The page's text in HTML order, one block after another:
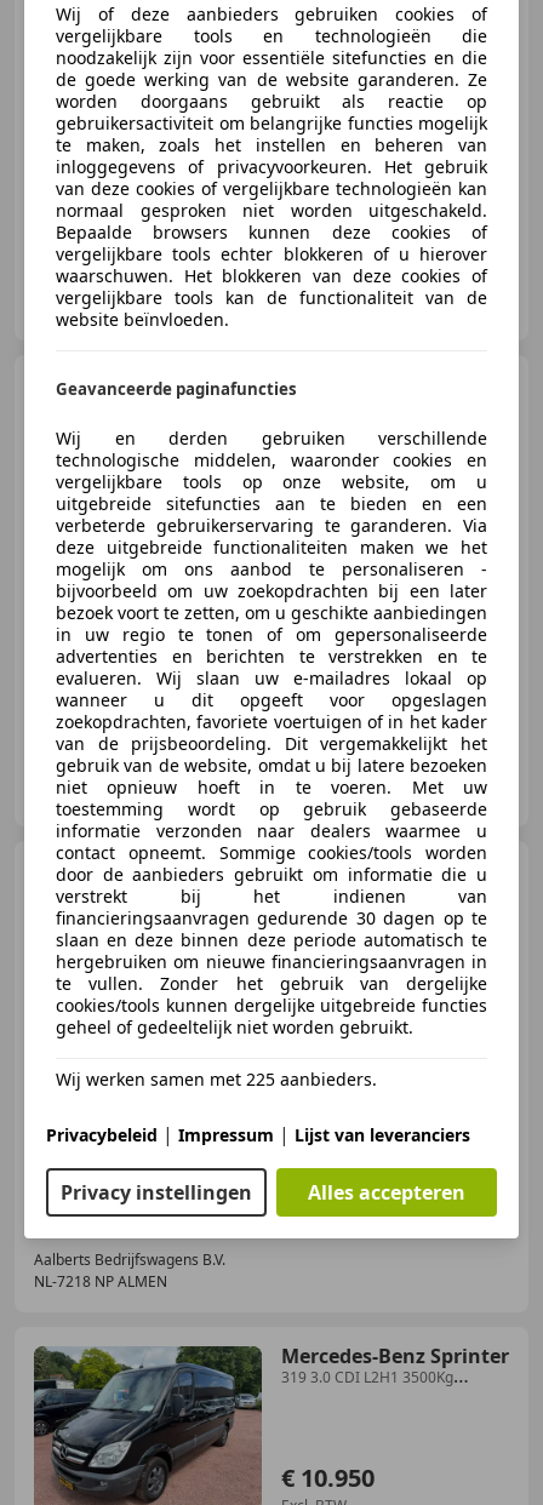
€ 6.450
Excl. BTW
06/2014 246.121 km Diesel
70 kW (95 PK)
Aalberts Bedrijfswagens B.V.
NL-7218 NP ALMEN
Renault Master
Koffer
€ 7.950
Excl. BTW
03/2008 76.647 km Diesel
88 kW (120 PK)
Centrale deurvergrendeling met afstandsbediening, Airconditioning
Aalberts Bedrijfswagens B.V.
NL-7218 NP ALMEN
Renault Master 2.5dCi
L1H1 Rolstoelbus / Rolstoelauto /
Invalidev
€ 5.950
Aangepast voor mindervaliden, CD, Radio
Aalberts Bedrijfswagens B.V.
NL-7218 NP ALMEN
Mercedes-Benz Sprinter
319 3.0 CDI L2H1 3500Kg
€ 10.950
Wij of deze aanbieders gebruiken cookies of
vergelijkbare tools en technologieën die
noodzakelijk zijn voor essentiële sitefuncties en die
de goede werking van de website garanderen. Ze
worden doorgaans gebruikt als reactie op
gebruikersactiviteit om belangrijke functies mogelijk
te maken, zoals het instellen en beheren van
inloggegevens of privacyvoorkeuren. Het gebruik
van deze cookies of vergelijkbare technologieën kan
normaal gesproken niet worden uitgeschakeld.
Bepaalde browsers kunnen deze cookies of
vergelijkbare tools echter blokkeren of u hierover
waarschuwen. Het blokkeren van deze cookies of
vergelijkbare tools kan de functionaliteit van de
website beïnvloeden.
Geavanceerde paginafuncties
Wij en derden gebruiken verschillende
technologische middelen, waaronder cookies en
vergelijkbare tools op onze website, om u
uitgebreide sitefuncties aan te bieden en een
verbeterde gebruikerservaring te garanderen. Via
deze uitgebreide functionaliteiten maken we het
mogelijk om ons aanbod te personaliseren -
bijvoorbeeld om uw zoekopdrachten bij een later
bezoek voort te zetten, om u geschikte aanbiedingen
in uw regio te tonen of om gepersonaliseerde
advertenties en berichten te verstrekken en te
evalueren. Wij slaan uw e-mailadres lokaal op
wanneer u dit opgeeft voor opgeslagen
zoekopdrachten, favoriete voertuigen of in het kader
van de prijsbeoordeling. Dit vergemakkelijkt het
gebruik van de website, omdat u bij latere bezoeken
niet opnieuw hoeft in te voeren. Met uw
toestemming wordt op gebruik gebaseerde
informatie verzonden naar dealers waarmee u
contact opneemt. Sommige cookies/tools worden
door de aanbieders gebruikt om informatie die u
verstrekt bij het indienen van
financieringsaanvragen gedurende 30 dagen op te
slaan en deze binnen deze periode automatisch te
hergebruiken om nieuwe financieringsaanvragen in
te vullen. Zonder het gebruik van dergelijke
cookies/tools kunnen dergelijke uitgebreide functies
geheel of gedeeltelijk niet worden gebruikt.
Wij werken samen met 225 aanbieders.
Privacybeleid | Impressum | Lijst van leveranciers
Privacy instellingen Alles accepteren